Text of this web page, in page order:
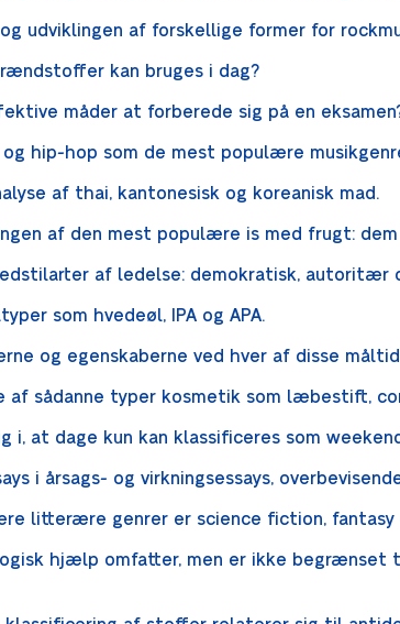
udviklingen af forskellige former for
kan bruges i dag?
måder at forberede sig på en
og hip-hop som de mest populære
af thai, kantonesisk og koreanisk mad.
af den mest populære is med frugt:
af ledelse: demokratisk, autoritær
som hvedeøl, IPA og APA.
og egenskaberne ved hver af disse
af sådanne typer kosmetik som læbestift,
i, at dage kun kan klassificeres som
i årsags- og virkningsessays,
litterære genrer er science fiction, fantasy
hjælp omfatter, men er ikke begrænset